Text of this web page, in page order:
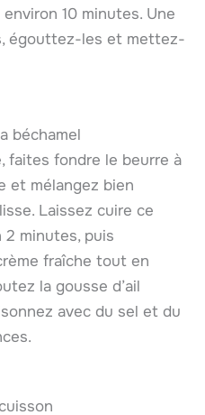
10 minutes. Une
égouttez-les et mettez-
béchamel
faites fondre le beurre à
et mélangez bien
Laissez cuire ce
2 minutes, puis
fraîche tout en
la gousse d’ail
avec du sel et du